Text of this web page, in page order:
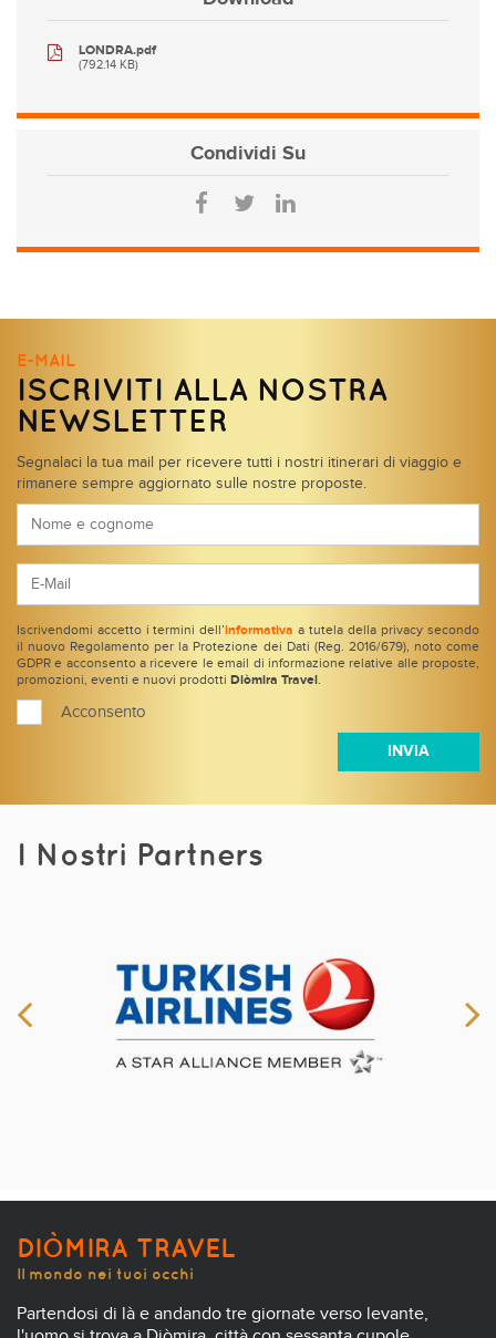
LONDRA.pdf
(792.14 KB)
Condividi Su
E-MAIL
ISCRIVITI ALLA NOSTRA
NEWSLETTER
Segnalaci la tua mail per ricevere tutti i nostri itinerari di viaggio e
rimanere sempre aggiornato sulle nostre proposte.
Iscrivendomi accetto i termini dell’ informativa a tutela della privacy secondo
il nuovo Regolamento per la Protezione dei Dati (Reg. 2016/679), noto come
GDPR e acconsento a ricevere le email di informazione relative alle proposte,
promozioni, eventi e nuovi prodotti Diòmira Travel .
Acconsento
I Nostri Partners
DIÒMIRA TRAVEL
Il mondo nei tuoi occhi
Partendosi di là e andando tre giornate verso levante,